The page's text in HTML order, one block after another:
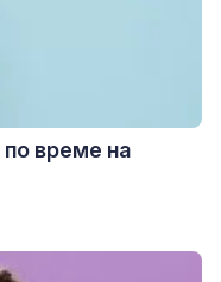
време на